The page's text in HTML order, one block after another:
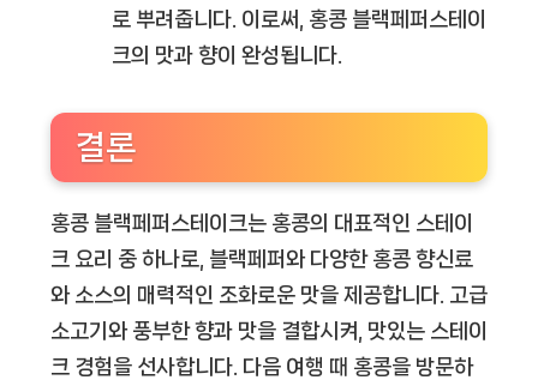
로 뿌려줍니다. 이로써, 홍콩 블랙페퍼스테이
크의 맛과 향이 완성됩니다.
결론
홍콩 블랙페퍼스테이크는 홍콩의 대표적인 스테이
크 요리 중 하나로, 블랙페퍼와 다양한 홍콩 향신료
와 소스의 매력적인 조화로운 맛을 제공합니다. 고급
소고기와 풍부한 향과 맛을 결합시켜, 맛있는 스테이
크 경험을 선사합니다. 다음 여행 때 홍콩을 방문하